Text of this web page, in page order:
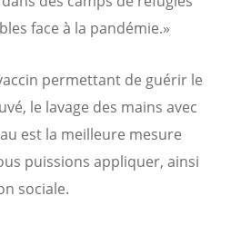
face à la pandémie.»
permettant de guérir le
le lavage des mains avec
est la meilleure mesure
puissions appliquer, ainsi
sociale.